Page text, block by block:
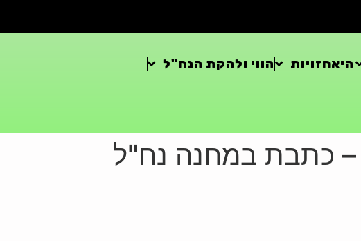
היאחזויות
הווי ולהקת הנח"ל
– כתבת במחנה נח"ל